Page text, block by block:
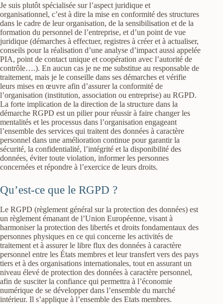
Je suis plutôt spécialisée sur l’aspect juridique et
organisationnel, c’est à dire la mise en conformité des structures
dans le cadre de leur organisation, de la sensibilisation et de la
formation du personnel de l’entreprise, et d’un point de vue
juridique (démarches à effectuer, registres à créer et à actualiser,
conseils pour la réalisation d’une analyse d’impact aussi appelée
PIA, point de contact unique et coopération avec l’autorité de
contrôle….). En aucun cas je ne me substitue au responsable de
traitement, mais je le conseille dans ses démarches et vérifie
leurs mises en œuvre afin d’assurer la conformité de
l’organisation (institution, association ou entreprise) au RGPD.
La forte implication de la direction de la structure dans la
démarche RGPD est un pilier pour réussir à faire changer les
mentalités et les processus dans l’organisation engageant
l’ensemble des services qui traitent des données à caractère
personnel dans une amélioration continue pour garantir la
sécurité, la confidentialité, l’intégrité et la disponibilité des
données, éviter toute violation, informer les personnes
concernées et répondre à l’exercice de leurs droits.
Qu’est-ce que le RGPD ?
Le RGPD (règlement général sur la protection des données) est
un règlement émanant de l’Union Européenne, visant à
harmoniser la protection des libertés et droits fondamentaux des
personnes physiques en ce qui concerne les activités de
traitement et à assurer le libre flux des données à caractère
personnel entre les États membres et leur transfert vers des pays
tiers et à des organisations internationales, tout en assurant un
niveau élevé de protection des données à caractère personnel,
afin de susciter la confiance qui permettra à l’économie
numérique de se développer dans l’ensemble du marché
intérieur. Il s’applique à l’ensemble des Etats membres.